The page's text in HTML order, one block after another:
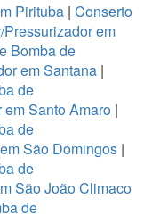
Pirituba| Conserto
em
Bomba de
em Santana|
de
Santo Amaro |
de
São Domingos|
de
São João Climaco
de